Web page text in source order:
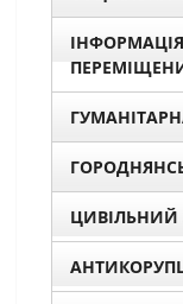
ЦИВІЛЬНИЙ